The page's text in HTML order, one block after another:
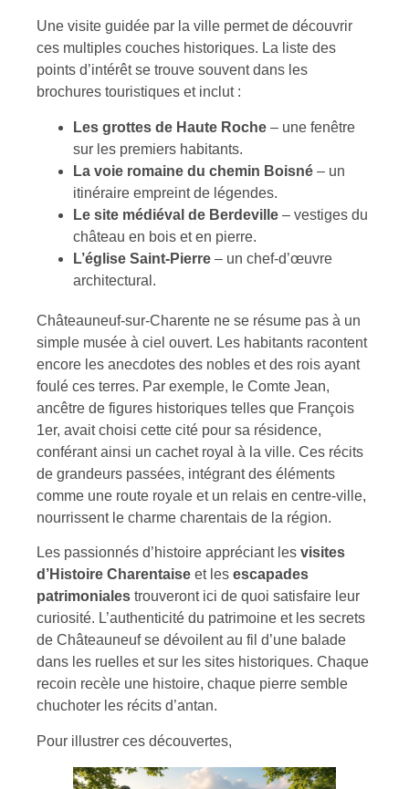
Une visite guidée par la ville permet de découvrir
ces multiples couches historiques. La liste des
points d’intérêt se trouve souvent dans les
brochures touristiques et inclut :
Les grottes de Haute Roche – une fenêtre
sur les premiers habitants.
La voie romaine du chemin Boisné – un
itinéraire empreint de légendes.
Le site médiéval de Berdeville – vestiges du
château en bois et en pierre.
L’église Saint-Pierre – un chef-d’œuvre
architectural.
Châteauneuf-sur-Charente ne se résume pas à un
simple musée à ciel ouvert. Les habitants racontent
encore les anecdotes des nobles et des rois ayant
foulé ces terres. Par exemple, le Comte Jean,
ancêtre de figures historiques telles que François
1er, avait choisi cette cité pour sa résidence,
conférant ainsi un cachet royal à la ville. Ces récits
de grandeurs passées, intégrant des éléments
comme une route royale et un relais en centre-ville,
nourrissent le charme charentais de la région.
Les passionnés d’histoire appréciant les visites
d’Histoire Charentaise et les escapades
patrimoniales trouveront ici de quoi satisfaire leur
curiosité. L’authenticité du patrimoine et les secrets
de Châteauneuf se dévoilent au fil d’une balade
dans les ruelles et sur les sites historiques. Chaque
recoin recèle une histoire, chaque pierre semble
chuchoter les récits d’antan.
Pour illustrer ces découvertes,